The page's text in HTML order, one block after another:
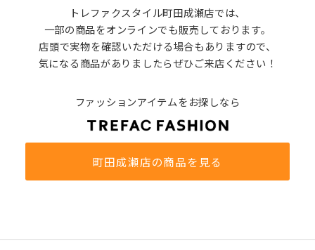
トレファクスタイル町田成瀬店では、
一部の商品をオンラインでも販売しております。
店頭で実物を確認いただける場合もありますので、
気になる商品がありましたらぜひご来店ください！
ファッションアイテムをお探しなら
町田成瀬店の商品を見る